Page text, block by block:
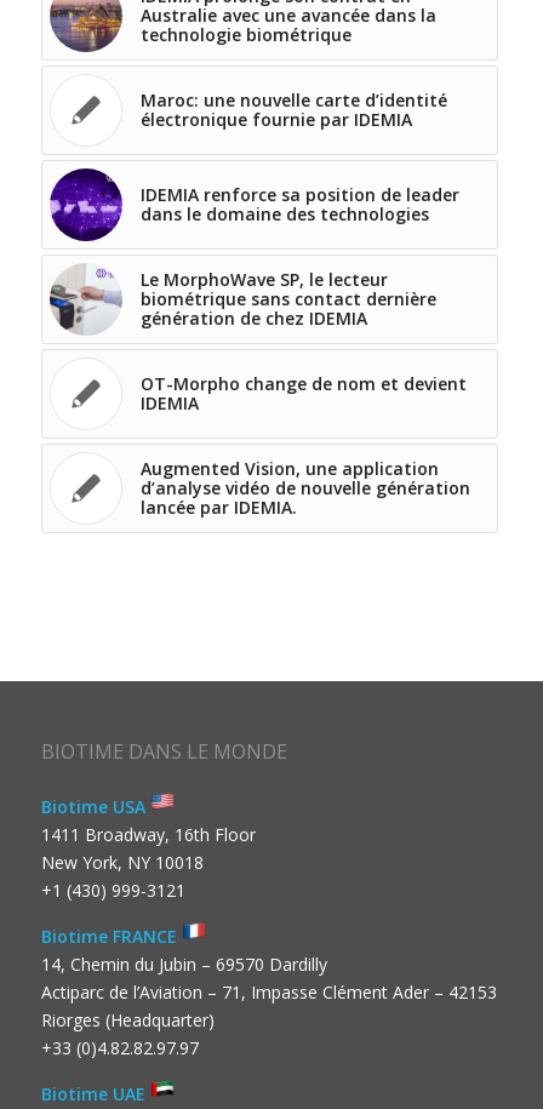
Australie avec une avancée dans la
technologie biométrique
Maroc: une nouvelle carte d’identité
électronique fournie par IDEMIA
IDEMIA renforce sa position de leader
dans le domaine des technologies
Le MorphoWave SP, le lecteur
biométrique sans contact dernière
génération de chez IDEMIA
OT-Morpho change de nom et devient
IDEMIA
Augmented Vision, une application
d’analyse vidéo de nouvelle génération
lancée par IDEMIA.
BIOTIME DANS LE MONDE
Biotime USA
1411 Broadway, 16th Floor
New York, NY 10018
+1 (430) 999-3121
Biotime FRANCE
14, Chemin du Jubin – 69570 Dardilly
Actiparc de l’Aviation – 71, Impasse Clément Ader – 42153
Riorges (Headquarter)
+33 (0)4.82.82.97.97
Biotime UAE